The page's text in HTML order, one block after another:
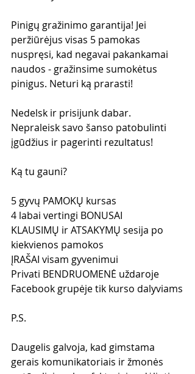
Pinigų gražinimo garantija! Jei
peržiūrėjus visas 5 pamokas
nuspręsi, kad negavai pakankamai
naudos - gražinsime sumokėtus
pinigus. Neturi ką prarasti!
Nedelsk ir prisijunk dabar.
Nepraleisk savo šanso patobulinti
įgūdžius ir pagerinti rezultatus!
Ką tu gauni?
5 gyvų PAMOKŲ kursas
4 labai vertingi BONUSAI
KLAUSIMŲ ir ATSAKYMŲ sesija po
kiekvienos pamokos
ĮRAŠAI visam gyvenimui
Privati BENDRUOMENĖ uždaroje
Facebook grupėje tik kurso dalyviams
P.S.
Daugelis galvoja, kad gimstama
gerais komunikatoriais ir žmonės